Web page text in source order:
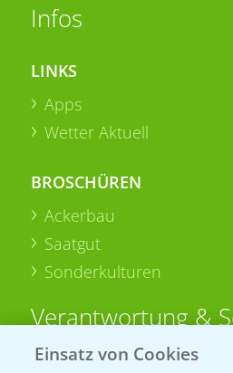
Infos
LINKS
Apps
Wetter Aktuell
BROSCHÜREN
Ackerbau
Saatgut
Sonderkulturen
Verantwortung &
Einsatz von Cookies